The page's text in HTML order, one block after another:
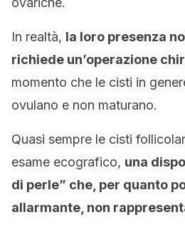
In realtà, la loro presenza
richiede un’operazione
momento che le cisti in
ovulano e non maturano.
Quasi sempre le cisti
esame ecografico, una
di perle” che, per quanto
allarmante, non